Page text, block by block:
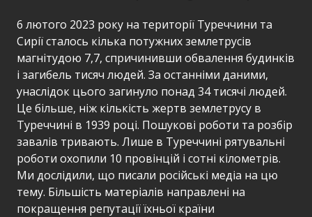
6 лютого 2023 року на території Туреччини та
Сирії сталось кілька потужних землетрусів
магнітудою 7,7, спричинивши обвалення будинків
і загибель тисяч людей. За останніми даними,
унаслідок цього загинуло понад 34 тисячі людей.
Це більше, ніж кількість жертв землетрусу в
Туреччині в 1939 році. Пошукові роботи та розбір
завалів тривають. Лише в Туреччині рятувальні
роботи охопили 10 провінцій і сотні кілометрів.
Ми дослідили, що писали російські медіа на цю
тему. Більшість матеріалів направлені на
покращення репутації їхньої країни